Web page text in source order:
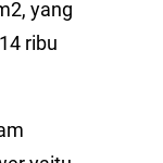
yang
ribu